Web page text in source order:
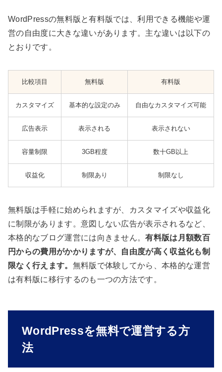
WordPressの無料版と有料版では、利用できる機能や運
営の自由度に大きな違いがあります。主な違いは以下の
とおりです。
比較項目 無料版 有料版
カスタマイズ 基本的な設定のみ 自由なカスタマイズ可能
広告表示 表示される 表示されない
容量制限 3GB程度 数十GB以上
収益化 制限あり 制限なし
無料版は手軽に始められますが、カスタマイズや収益化
に制限があります。意図しない広告が表示されるなど、
本格的なブログ運営には向きません。有料版は月額数百
円からの費用がかかりますが、自由度が高く収益化も制
限なく行えます。 無料版で体験してから、本格的な運営
は有料版に移行するのも一つの方法です。
WordPressを無料で運営する方
法